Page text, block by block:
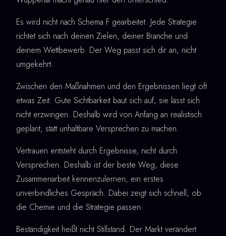
Es wird nicht nach Schema F gearbeitet. Jede Strategie
richtet sich nach deinen Zielen, deiner Branche und
deinem Wettbewerb. Der Weg passt sich dir an, nicht
umgekehrt.
Zwischen den Maßnahmen und den Ergebnissen liegt oft
etwas Zeit. Gute Sichtbarkeit baut sich auf, sie lässt sich
nicht erzwingen. Deshalb wird von Anfang an realistisch
geplant, statt unhaltbare Versprechen zu machen.
Vertrauen entsteht durch Ergebnisse, nicht durch
Versprechen. Deshalb ist der beste Weg, diese
Zusammenarbeit kennenzulernen, ein erstes
unverbindliches Gespräch. Dabei zeigt sich schnell, ob
die Chemie und die Strategie passen.
Beständigkeit heißt nicht Stillstand. Der Markt verändert